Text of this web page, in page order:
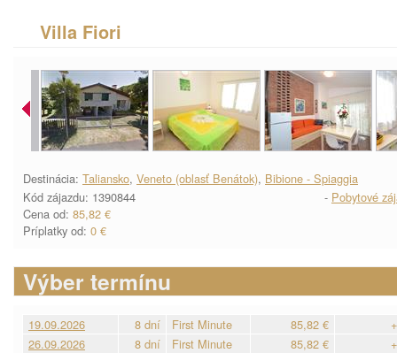
Villa Fiori
Destinácia: Taliansko, Veneto (oblasť Benátok), Bibione - Spiaggia
Kód zájazdu: 1390844
Cena od: 85,82 €
Príplatky od: 0 €
- Pobytové
Výber termínu
19.09.2026 8 dní First Minute 85,82 €
26.09.2026
8 dní First Minute 85,82 €